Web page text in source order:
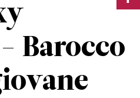
Barocco